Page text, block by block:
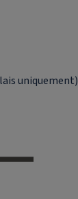
uniquement)